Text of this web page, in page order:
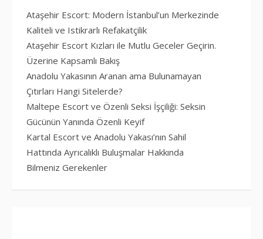
Ataşehir Escort: Modern İstanbul’un Merkezinde
Kaliteli ve Istikrarlı Refakatçilik
Ataşehir Escort Kızları ile Mutlu Geceler Geçirin.
Üzerine Kapsamlı Bakış
Anadolu Yakasının Aranan ama Bulunamayan
Çıtırları Hangi Sitelerde?
Maltepe Escort ve Özenli Seksi İşçiliği: Seksin
Gücünün Yanında Özenli Keyif
Kartal Escort ve Anadolu Yakası’nın Sahil
Hattında Ayrıcalıklı Buluşmalar Hakkında
Bilmeniz Gerekenler